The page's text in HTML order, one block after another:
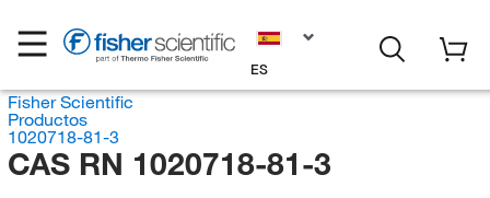
ES
Fisher Scientific
Productos
1020718-81-3
CAS RN 1020718-81-3